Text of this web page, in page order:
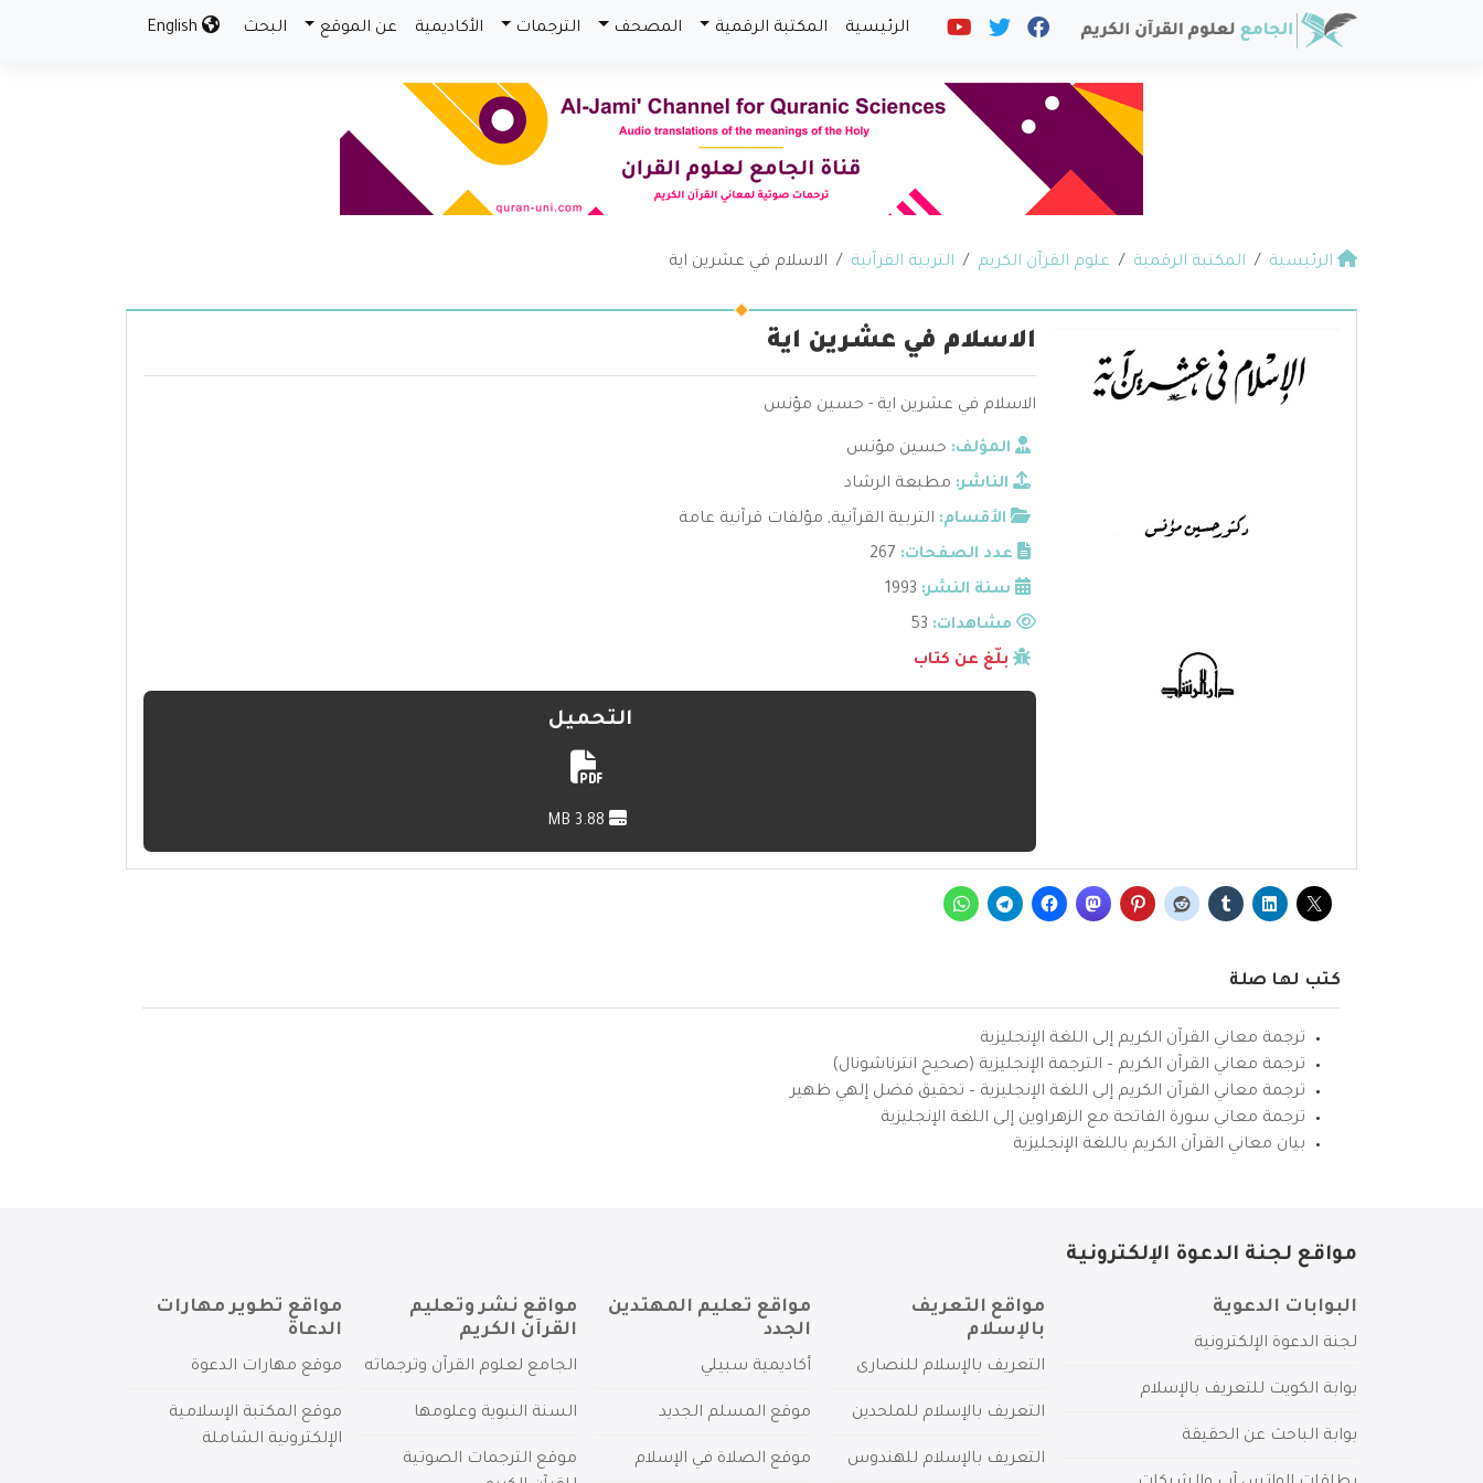
الرئيسية المكتبة الرقمية المصحف الترجمات الأكاديمية عن الموقع البحث
الرئيسية المكتبة الرقمية علوم القرآن الكريم التربية القرآنية الاسلام في عشرين اية
الاسلام في عشرين اية
الاسلام في عشرين اية - حسين مؤنس
المؤلف: حسين مؤنس
الناشر: مطبعة الرشاد
الأقسام: التربية القرآنية, مؤلفات قرآنية عامة
عدد الصفحات: 267
سنة النشر: 1993
مشاهدات:
بلّغ عن كتاب
التحميل
كتب لها صلة
ترجمة معاني القرآن الكريم إلى اللغة الإنجليزية
ترجمة معاني القرآن الكريم – الترجمة الإنجليزية (صحيح انترناشونال)
ترجمة معاني القرآن الكريم إلى اللغة الإنجليزية – تحقيق فضل إلهي ظهير
ترجمة معاني سورة الفاتحة مع الزهراوين إلى اللغة الإنجليزية
بيان معاني القرآن الكريم باللغة الإنجليزية
مواقع لجنة الدعوة الإلكترونية
البوابات الدعوية
لجنة الدعوة الإلكترونية
بوابة الكويت للتعريف بالإسلام
بوابة الباحث عن الحقيقة
مواقع التعريف
بالإسلام
التعريف بالإسلام للنصارى
التعريف بالإسلام للملحدين
التعريف بالإسلام للهندوس
مواقع تعليم المهتدين
الجدد
أكاديمية سبيلي
موقع المسلم الجديد
موقع الصلاة في الإسلام
مواقع نشر وتعليم
القرآن الكريم
الجامع لعلوم القرآن وترجماته
السنة النبوية وعلومها
موقع الترجمات الصوتية
مواقع تطوير مهارات
الدعاة
موقع مهارات الدعوة
موقع المكتبة الإسلامية
الإلكترونية الشاملة